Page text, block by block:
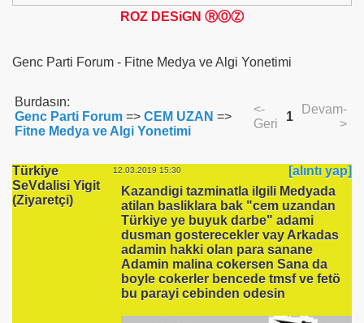
ROZ DESiGN ⓇⓄⓏ
Genc Parti Forum - Fitne Medya ve Algi Yonetimi
Burdasın:
Genc Parti Forum => CEM UZAN =>
Fitne Medya ve Algi Yonetimi
<-
Geri
1
Devam-
>
Türkiye
SeVdalisi Yigit
(Ziyaretçi)
12.03.2019 15:30
[alıntı yap]
Kazandigi tazminatla ilgili Medyada
atilan basliklara bak "cem uzandan
Türkiye ye buyuk darbe" adami
dusman gosterecekler vay Arkadas
adamin hakki olan para sanane
Adamin malina cokersen Sana da
boyle cokerler bencede tmsf ve fetö
bu parayi cebinden odesin